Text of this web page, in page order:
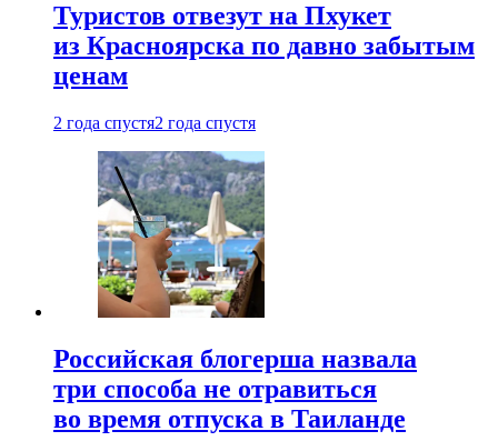
Туристов отвезут на Пхукет
из Красноярска по давно забытым
ценам
2 года спустя2 года спустя
Российская блогерша назвала
три способа не отравиться
во время отпуска в Таиланде